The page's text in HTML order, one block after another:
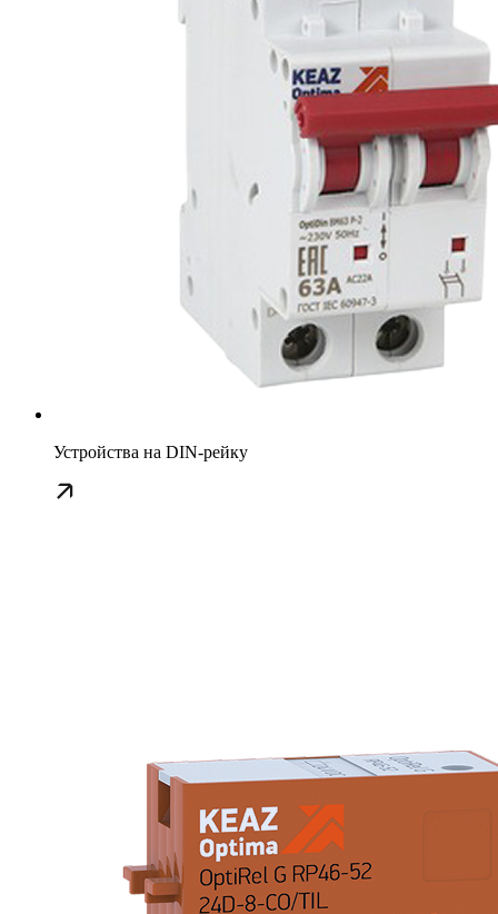
Устройства на DIN-рейку